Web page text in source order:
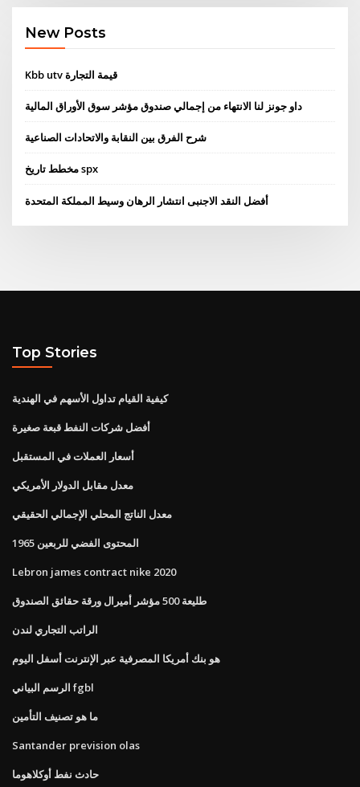
New Posts
Kbb utv قيمة التجارة
داو جونز لنا الانتهاء من إجمالي صندوق مؤشر سوق الأوراق المالية
شرح الفرق بين النقابة والاتحادات الصناعية
مخطط تاريخ spx
أفضل النقد الاجنبى انتشار الرهان وسيط المملكة المتحدة
Top Stories
كيفية القيام تداول الأسهم في الهندية
أفضل شركات النفط قبعة صغيرة
أسعار العملات في المستقبل
معدل مقابل الدولار الأمريكي
معدل الناتج المحلي الإجمالي الحقيقي
المحتوى الفضي للربعين 1965
Lebron james contract nike 2020
طليعة 500 مؤشر أميرال ورقة حقائق الصندوق
الراتب التجاري لندن
هو بنك أمريكا المصرفية عبر الإنترنت أسفل اليوم
الرسم البياني fgbl
ما هو تصنيف التأمين
Santander prevision olas
حادث نفط أوكلاهوما